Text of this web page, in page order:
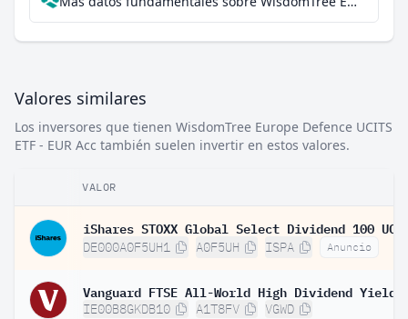
Valores similares
Los inversores que tienen WisdomTree Europe Defence UCITS
ETF - EUR Acc también suelen invertir en estos valores.
VALOR
DE000A0F5UH1 A0F5UH ISPA Anuncio
IE00B8GKDB10 A1T8FV VGWD